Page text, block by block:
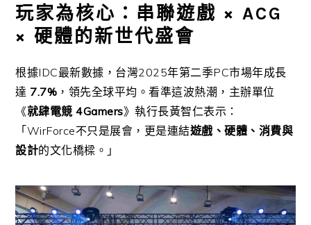
玩家為核心：串聯遊戲 × ACG
× 硬體的新世代盛會
根據IDC最新數據，台灣2025年第二季PC市場年成長
達 7.7% ，領先全球平均。看準這波熱潮，主辦單位
《就肆電競 4Gamers》執行長黃智仁表示：
「WirForce不只是展會，更是連結遊戲、硬體、消費與
設計的文化橋樑。」